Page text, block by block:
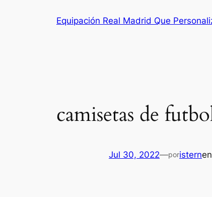
Equipación Real Madrid Que
camisetas de
Jul 30, 2022—poristernen